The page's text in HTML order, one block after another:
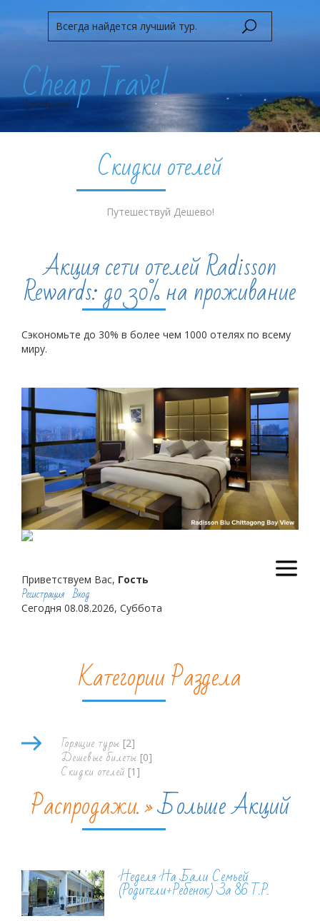
Cheap Travel
Путешествуй легко!
Скидки отелей
Путешествуй Дешево!
Акция сети отелей Radisson
Rewards: до 30% на проживание
Сэкономьте до 30% в более чем 1000 отелях по всему
миру.
Скидки отелей
Приветствуем Вас, Гость
Регистрация Вход
Сегодня 08.08.2026, Суббота
Категории Раздела
Горящие туры [2]
Дешевые билеты [0]
Скидки отелей [1]
Распродажи. »Больше Акций
Неделя На Бали Семьей
(родители+ребенок) За 86 Т.р.